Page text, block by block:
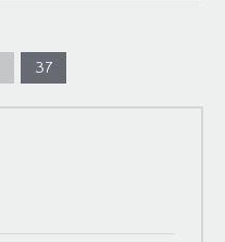
37